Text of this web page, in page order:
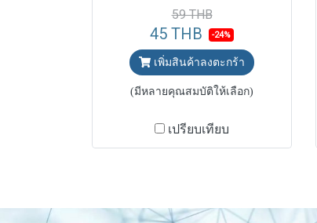
59 THB
45 THB -24%
เพิ่มสินค้าลงตะกร้า
(มีหลายคุณสมบัติให้เลือก)
เปรียบเทียบ